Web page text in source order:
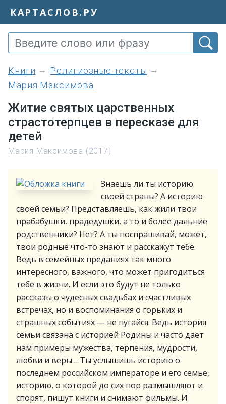
КАРТАСЛОВ.РУ
книги
Религиозные тексты
Мария Максимова
Житие святых царственных
страстотерпцев в пересказе для
детей
Мария Максимова (2017)
Знаешь ли ты историю
своей страны? А историю
своей семьи? Представляешь, как жили твои
прабабушки, прадедушки, а то и более дальние
родственники? Нет? А ты поспрашивай, может,
твои родные что-то знают и расскажут тебе.
Ведь в семейных преданиях так много
интересного, важного, что может пригодиться
тебе в жизни. И если это будут не только
рассказы о чудесных свадьбах и счастливых
встречах, но и воспоминания о горьких и
страшных событиях — не пугайся. Ведь история
семьи связана с историей Родины и часто даёт
нам примеры мужества, терпения, мудрости,
любви и веры… Ты услышишь историю о
последнем российском императоре и его семье,
историю, о которой до сих пор размышляют и
спорят, пишут книги и снимают фильмы. И